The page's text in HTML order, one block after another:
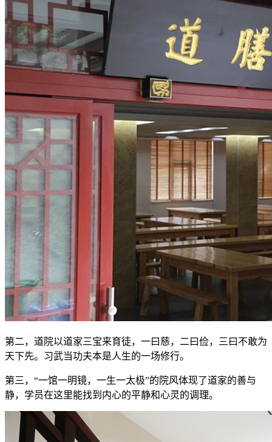
第二，道院以道家三宝来育徒，一曰慈，二曰俭，三曰不敢为
天下先。习武当功夫本是人生的一场修行。
第三，“一馆一明镜，一生一太极”的院风体现了道家的善与
静，学员在这里能找到内心的平静和心灵的调理。